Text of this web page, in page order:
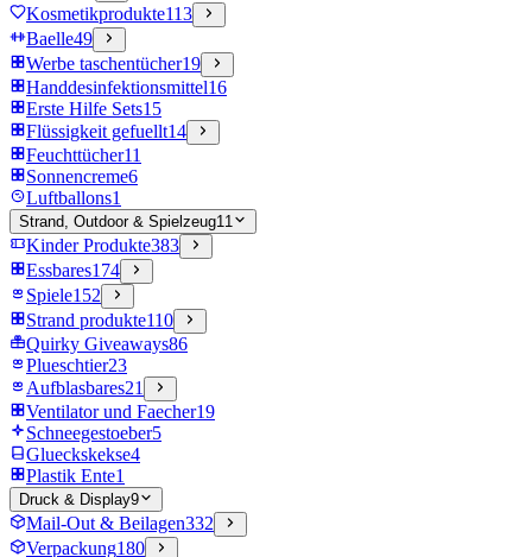
Kosmetikprodukte113
Baelle49
Werbe taschentücher19
Handdesinfektionsmittel16
Erste Hilfe Sets15
Flüssigkeit gefuellt14
Feuchttücher11
Sonnencreme6
Luftballons1
Strand, Outdoor & Spielzeug11
Kinder Produkte383
Essbares174
Spiele152
Strand produkte110
Quirky Giveaways86
Plueschtier23
Aufblasbares21
Ventilator und Faecher19
Schneegestoeber5
Glueckskekse4
Plastik Ente1
Druck & Display9
Mail-Out & Beilagen332
Verpackung180